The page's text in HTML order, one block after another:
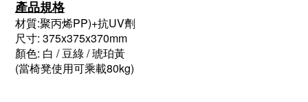
產品規格
材質:聚丙烯PP)+抗UV劑
尺寸: 375x375x370mm
顏色: 白 / 豆綠 / 琥珀黃
(當椅凳使用可乘載80kg)